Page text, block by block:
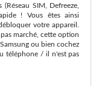
SIM, Defreeze,
! Vous êtes ainsi
votre appareil.
marché, cette option
ou bien cochez
téléphone / il n'est pas